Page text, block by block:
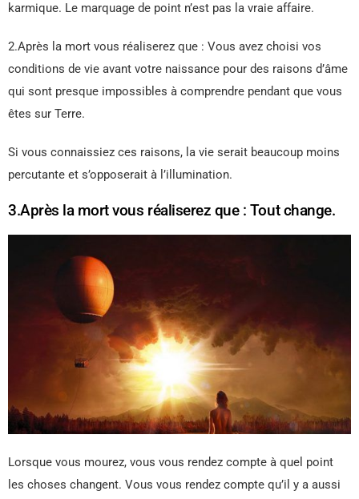
karmique. Le marquage de point n’est pas la vraie affaire.
2.Après la mort vous réaliserez que : Vous avez choisi vos
conditions de vie avant votre naissance pour des raisons d’âme
qui sont presque impossibles à comprendre pendant que vous
êtes sur Terre.
Si vous connaissiez ces raisons, la vie serait beaucoup moins
percutante et s’opposerait à l’illumination.
3.Après la mort vous réaliserez que : Tout change.
Lorsque vous mourez, vous vous rendez compte à quel point
les choses changent. Vous vous rendez compte qu’il y a aussi